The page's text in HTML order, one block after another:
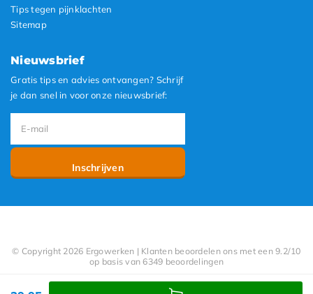
Tips tegen pijnklachten
Sitemap
Nieuwsbrief
Gratis tips en advies ontvangen? Schrijf
je dan snel in voor onze nieuwsbrief:
Inschrijven
© Copyright 2026 Ergowerken | Klanten beoordelen ons met een 9.2/10
op basis van 6349 beoordelingen